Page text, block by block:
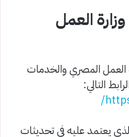
العمل
العمل المصري والخدمات
التالي:
يعتمد عليه في تحديثات